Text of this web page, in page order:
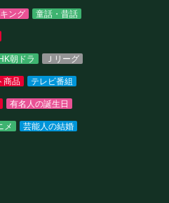
ング 童話・昔話
朝ドラ Ｊリーグ
商品 テレビ番組
有名人の誕生日
メ 芸能人の結婚